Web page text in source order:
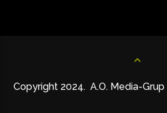
Copyright 2024. A.O. Media-Grup